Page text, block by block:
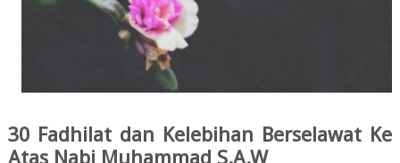
30 Fadhilat dan Kelebihan Berselawat Ke
Atas Nabi Muhammad S.A.W